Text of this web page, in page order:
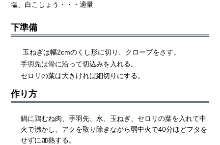
塩、白こしょう・・・適量
下準備
玉ねぎは幅2cmのくし形に切り、クローブをさす。
手羽先は骨に沿って切込みを入れる。
セロリの葉は大きければ細切りにする。
作り方
鍋に鶏むね肉、手羽先、水、玉ねぎ、セロリの葉を入れて中
火で沸かし、アクを取り除きながら弱中火で40分ほどフタを
せずに加熱する。